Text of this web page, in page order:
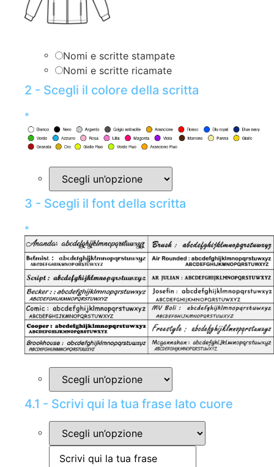
Nomi e scritte stampate
Nomi e scritte ricamate
2 - Scegli il colore della scritta
*
3 - Scegli il font della scritta
*
4.1 - Scrivi qui la tua frase lato cuore